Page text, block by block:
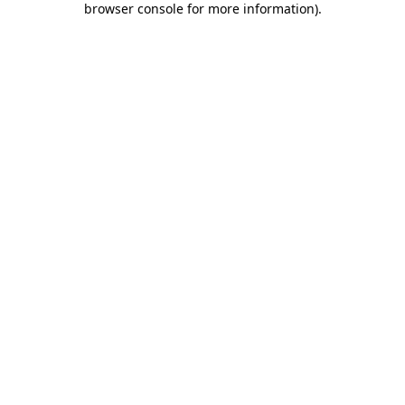
browser console for more information).